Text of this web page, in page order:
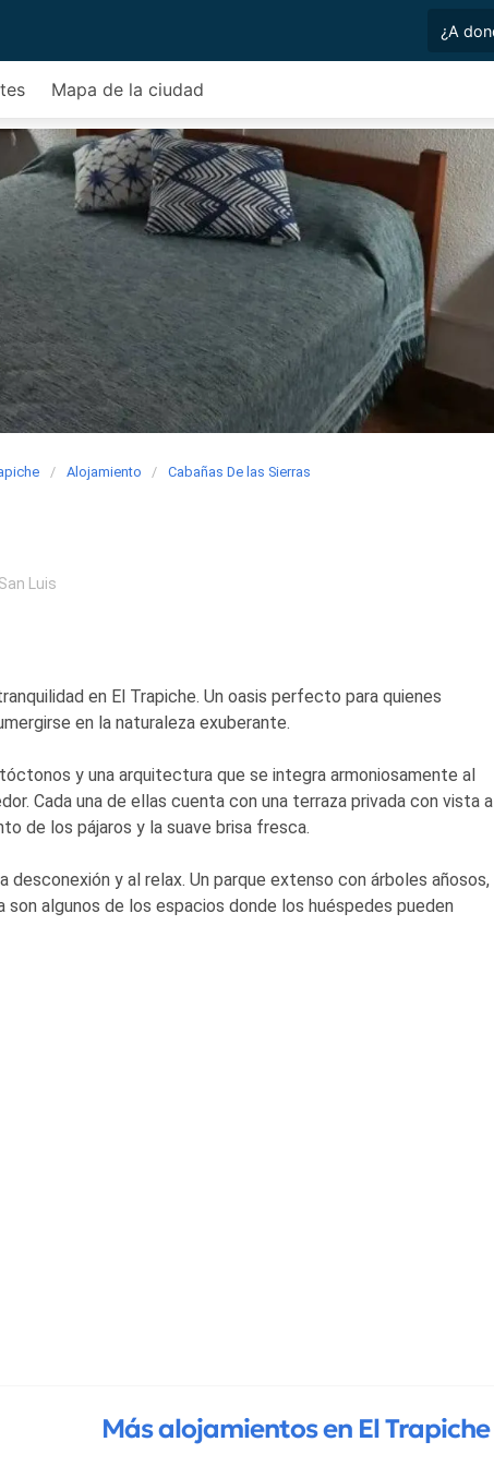
Mapa de la ciudad
Alojamiento Cabañas De las Sierras
San Luis
en El Trapiche. Un oasis perfecto para quienes
en la naturaleza exuberante.
y una arquitectura que se integra armoniosamente al
Cada una de ellas cuenta con una terraza privada con vista a
de los pájaros y la suave brisa fresca.
desconexión y al relax. Un parque extenso con árboles añosos,
son algunos de los espacios donde los huéspedes pueden
Más alojamientos en El Trapiche